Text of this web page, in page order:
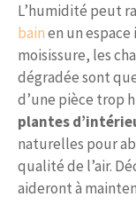
L’humidité peut
bainen un
moisissure, les
dégradée sont
d’une pièce trop
plantes
naturelles pour
qualité de l’air.
aideront à